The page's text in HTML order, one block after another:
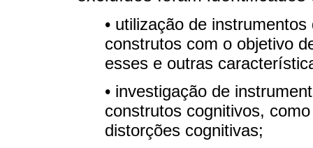
• utilização de
construtos com o objetivo
esses e outras
• investigação de
construtos cognitivos,
distorções cognitivas;